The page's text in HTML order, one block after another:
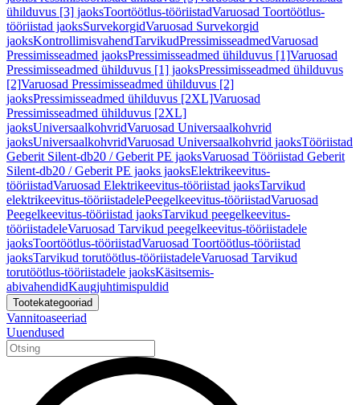
ühilduvus [3] jaoksToortöötlus-tööriistadVaruosad Toortöötlus-
tööriistad jaoksSurvekorgidVaruosad Survekorgid
jaoksKontrollimisvahendTarvikudPressimisseadmedVaruosad
Pressimisseadmed jaoksPressimisseadmed ühilduvus [1]Varuosad
Pressimisseadmed ühilduvus [1] jaoksPressimisseadmed ühilduvus
[2]Varuosad Pressimisseadmed ühilduvus [2]
jaoksPressimisseadmed ühilduvus [2XL]Varuosad
Pressimisseadmed ühilduvus [2XL]
jaoksUniversaalkohvridVaruosad Universaalkohvrid
jaoksUniversaalkohvridVaruosad Universaalkohvrid jaoksTööriistad
Geberit Silent-db20 / Geberit PE jaoksVaruosad Tööriistad Geberit
Silent-db20 / Geberit PE jaoks jaoksElektrikeevitus-
tööriistadVaruosad Elektrikeevitus-tööriistad jaoksTarvikud
elektrikeevitus-tööriistadelePeegelkeevitus-tööriistadVaruosad
Peegelkeevitus-tööriistad jaoksTarvikud peegelkeevitus-
tööriistadeleVaruosad Tarvikud peegelkeevitus-tööriistadele
jaoksToortöötlus-tööriistadVaruosad Toortöötlus-tööriistad
jaoksTarvikud torutöötlus-tööriistadeleVaruosad Tarvikud
torutöötlus-tööriistadele jaoksKäsitsemis-
abivahendidKaugjuhtimispuldid
Tootekategooriad
Vannitoaseeriad
Uuendused